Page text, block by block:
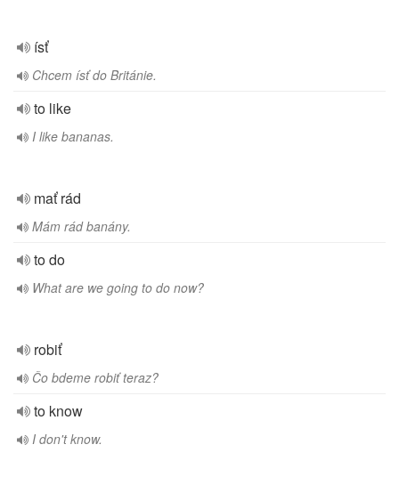
ísť
Chcem ísť do Británie.
to like
I like bananas.
mať rád
Mám rád banány.
to do
What are we going to do now?
robiť
Čo bdeme robiť teraz?
to know
I don't know.